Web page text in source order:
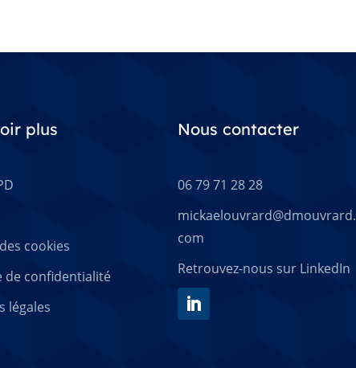
plus
cookies
de confidentialité
légales
Nous contacter
06 79 71 28 28
mickaelouvrard@dmouvrard.
com
Retrouvez-nous sur LinkedIn